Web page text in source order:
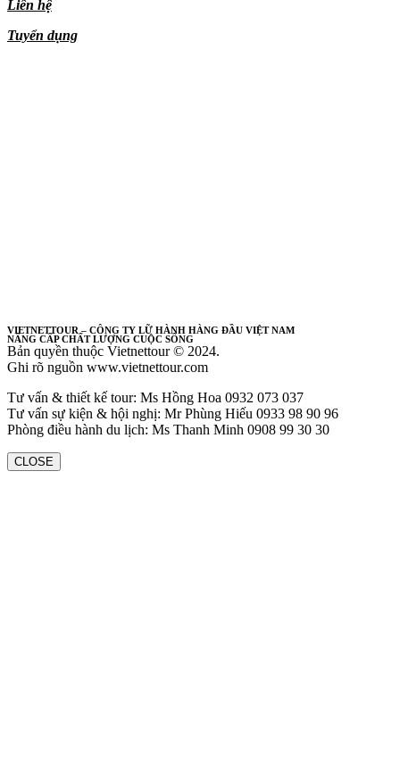
Liên hệ
Tuyển dụng
VIETNETTOUR – CÔNG TY LỮ HÀNH HÀNG ĐẦU VIỆT NAM
NÂNG CẤP CHẤT LƯỢNG CUỘC SỐNG
Bản quyền thuộc Vietnettour © 2024.
Ghi rõ nguồn www.vietnettour.com
Tư vấn & thiết kế tour: Ms Hồng Hoa 0932 073 037
Tư vấn sự kiện & hội nghị: Mr Phùng Hiếu 0933 98 90 96
Phòng điều hành du lịch: Ms Thanh Minh 0908 99 30 30
CLOSE